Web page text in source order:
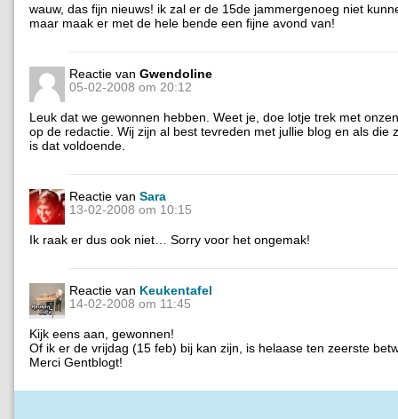
wauw, das fijn nieuws! ik zal er de 15de jammergenoeg niet
maar maak er met de hele bende een fijne avond van!
Reactie van Gwendoline
05-02-2008 om 20:12
Leuk dat we gewonnen hebben. Weet je, doe lotje trek met
op de redactie. Wij zijn al best tevreden met jullie blog en als die
is dat voldoende.
Reactie van Sara
13-02-2008 om 10:15
Ik raak er dus ook niet… Sorry voor het ongemak!
Reactie van Keukentafel
14-02-2008 om 11:45
Kijk eens aan, gewonnen!
Of ik er de vrijdag (15 feb) bij kan zijn, is helaase ten zeerste
Merci Gentblogt!